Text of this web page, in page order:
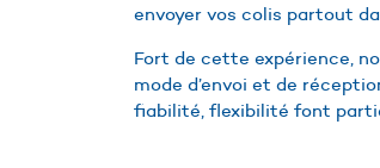
envoyer vos colis partout
Fort de cette expérience,
mode d’envoi et de
fiabilité, flexibilité font